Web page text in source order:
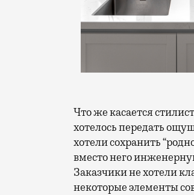
Что же касается
хотелось передать
хотели сохранить
вместо него
Заказчики не хотели
некоторые элементы